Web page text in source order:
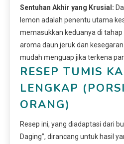
Sentuhan Akhir yang Krusial:
lemon adalah penentu utama
memasukkan keduanya di tahap
aroma daun jeruk dan
mudah menguap jika terkena
RESEP TUMIS
LENGKAP
ORANG)
Resep ini, yang diadaptasi dari
Daging”, dirancang untuk hasil